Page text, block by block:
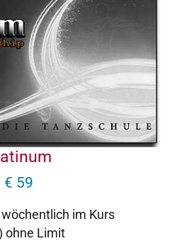
€ 59
im Kurs
ohne Limit